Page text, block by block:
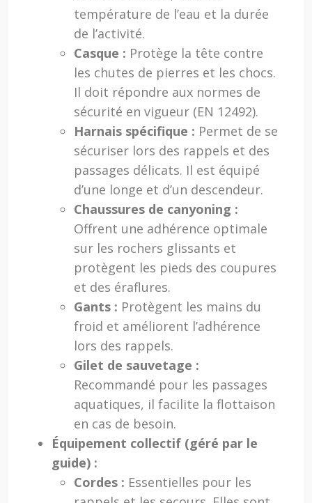
température de l’eau et la durée
de l’activité.
Casque : Protège la tête contre
les chutes de pierres et les chocs.
Il doit répondre aux normes de
sécurité en vigueur (EN 12492).
Harnais spécifique : Permet de se
sécuriser lors des rappels et des
passages délicats. Il est équipé
d’une longe et d’un descendeur.
Chaussures de canyoning :
Offrent une adhérence optimale
sur les rochers glissants et
protègent les pieds des coupures
et des éraflures.
Gants : Protègent les mains du
froid et améliorent l’adhérence
lors des rappels.
Gilet de sauvetage :
Recommandé pour les passages
aquatiques, il facilite la flottaison
en cas de besoin.
Équipement collectif (géré par le
guide) :
Cordes : Essentielles pour les